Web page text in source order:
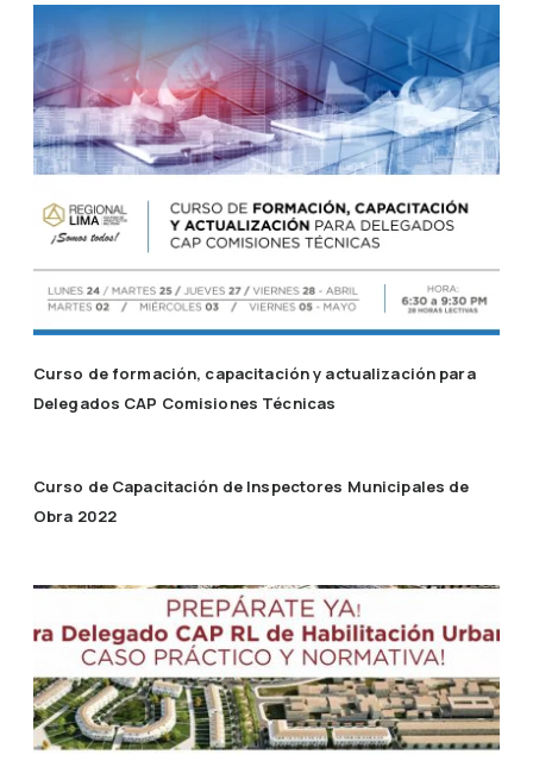
Curso de formación, capacitación y actualización para
Delegados CAP Comisiones Técnicas
Curso de Capacitación de Inspectores Municipales de
Obra 2022